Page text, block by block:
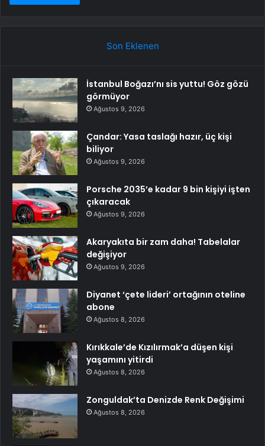
Son Eklenen
İstanbul Boğazı’nı sis yuttu! Göz gözü
görmüyor
Ağustos 9, 2026
Çandar: Yasa taslağı hazır, üç kişi
biliyor
Ağustos 9, 2026
Porsche 2035’e kadar 9 bin kişiyi işten
çıkaracak
Ağustos 9, 2026
Akaryakıta bir zam daha! Tabelalar
değişiyor
Ağustos 9, 2026
Diyanet ‘çete lideri’ ortağının oteline
abone
Ağustos 8, 2026
Kırıkkale’de Kızılırmak’a düşen kişi
yaşamını yitirdi
Ağustos 8, 2026
Zonguldak’ta Denizde Renk Değişimi
Ağustos 8, 2026